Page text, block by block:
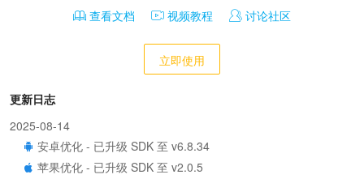
可设置APP唤起微信拉起小程序；
提供jsBridge.wxLaunchMiniProgram开发方案，通过页面JS调用
来实现自定义；
查看文档 视频教程 讨论社区
立即使用
更新日志
2025-08-14
安卓优化 - 已升级 SDK 至 v6.8.34
苹果优化 - 已升级 SDK 至 v2.0.5